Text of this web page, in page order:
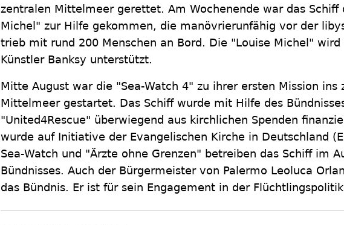
zentralen Mittelmeer gerettet. Am Wochenende war das Schiff
Michel" zur Hilfe gekommen, die manövrierunfähig vor der
trieb mit rund 200 Menschen an Bord. Die "Louise Michel"
Künstler Banksy unterstützt.
Mitte August war die "Sea-Watch 4" zu ihrer ersten Mission ins
Mittelmeer gestartet. Das Schiff wurde mit Hilfe des
"United4Rescue" überwiegend aus kirchlichen Spenden
wurde auf Initiative der Evangelischen Kirche in Deutschland
Sea-Watch und "Ärzte ohne Grenzen" betreiben das Schiff im
Bündnisses. Auch der Bürgermeister von Palermo Leoluca
das Bündnis. Er ist für sein Engagement in der